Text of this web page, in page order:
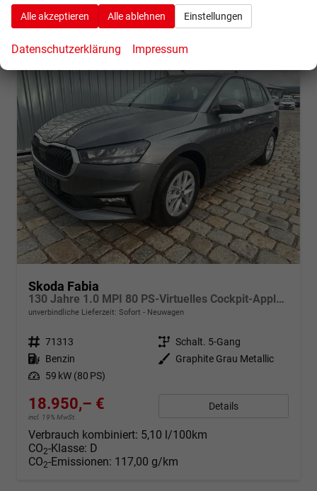
CO2 -Emissionen:117,00 g/km
Skoda Fabia
130 Jahre 1.0 MPI 80 PS-Virtuelles Cockpit-AppleCarplay-Android-Auto-LED-Klima-Tempomat-Rückfahrkamera-DAB-SHZ-15" Alu-sofort
unverbindliche Lieferzeit: Sofort Neuwagen
Fahrzeugnr. 71313 Getriebe Schalt. 5-Gang
Kraftstoff Benzin Außenfarbe
Graphite Grau Metallic
Leistung 59 kW (80 PS)
18.950,– €
incl. 19% MwSt.
Details
Verbrauch kombiniert: 5,10 l/100km
CO2-Klasse: D
CO2-Emissionen: 117,00 g/km
Alle akzeptieren Alle ablehnen Einstellungen
Datenschutzerklärung Impressum